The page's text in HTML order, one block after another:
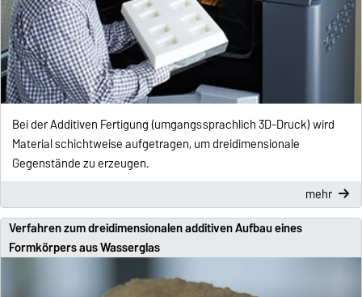
Bei der Additiven Fertigung (umgangssprachlich 3D-Druck) wird
Material schichtweise aufgetragen, um dreidimensionale
Gegenstände zu erzeugen.
mehr
Verfahren zum dreidimensionalen additiven Aufbau eines
Formkörpers aus Wasserglas